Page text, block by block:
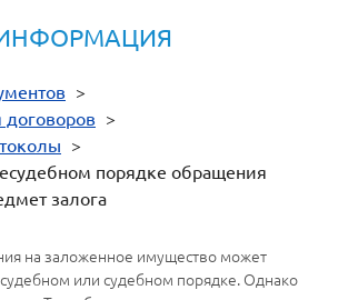
>
>
>
порядке обращения
залога
на заложенное имущество может
или судебном порядке. Однако